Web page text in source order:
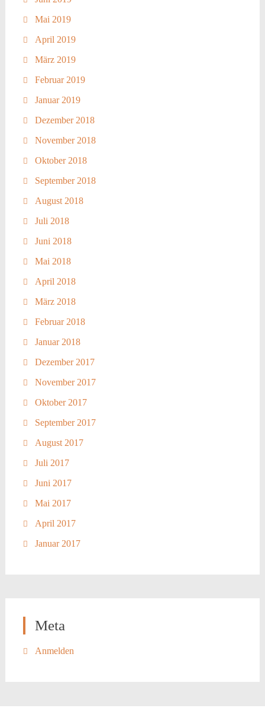
Mai 2019
April 2019
März 2019
Februar 2019
Januar 2019
Dezember 2018
November 2018
Oktober 2018
September 2018
August 2018
Juli 2018
Juni 2018
Mai 2018
April 2018
März 2018
Februar 2018
Januar 2018
Dezember 2017
November 2017
Oktober 2017
September 2017
August 2017
Juli 2017
Juni 2017
Mai 2017
April 2017
Januar 2017
Meta
Anmelden